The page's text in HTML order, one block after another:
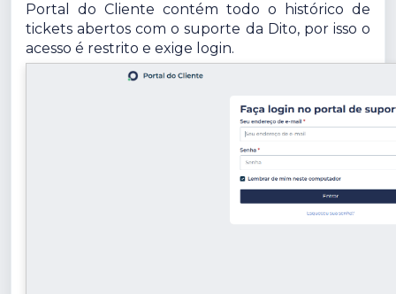
Portal do Cliente contém todo o histórico de
tickets abertos com o suporte da Dito, por isso o
acesso é restrito e exige login.